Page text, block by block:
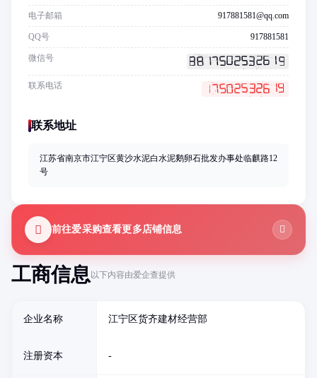
工商信息以下内容由爱企查提供
企业名称 江宁区货齐建材经营部
注册资本 -
电子邮箱 917881581@qq.com
QQ号 917881581
微信号
联系电话
联系地址
江苏省南京市江宁区黄沙水泥白水泥鹅卵石批发办事处临麒路12
号
前往爱采购查看更多店铺信息